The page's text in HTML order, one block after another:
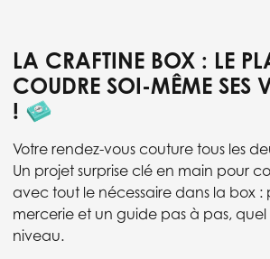
LA CRAFTINE BOX : LE
COUDRE SOI-MÊME SES
!
Votre rendez-vous couture tous les
Un projet surprise clé en main pour
avec tout le nécessaire dans la box :
mercerie et un guide pas à pas, quel
niveau.